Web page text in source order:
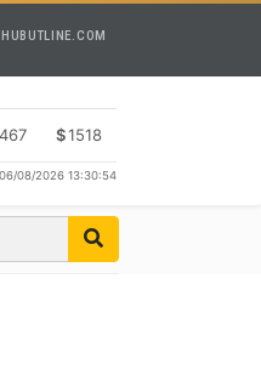
$1518
08/2026 13:30:54